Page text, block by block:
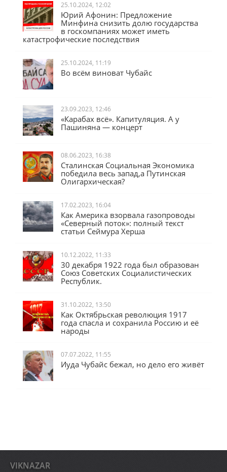
25.10.2024, 12:02
Юрий Афонин: Предложение
Минфина снизить долю государства
в госкомпаниях может иметь
катастрофические последствия
25.10.2024, 11:19
Во всём виноват Чубайс
23.09.2023, 12:46
«Карабах всё». Капитуляция. А у
Пашиняна — концерт
08.06.2023, 16:38
Сталинская Социальная Экономика
победила весь запад,а Путинская
Олигархическая?
17.02.2023, 16:04
Как Америка взорвала газопроводы
«Северный поток»: полный текст
статьи Сеймура Херша
10.12.2022, 11:33
30 декабря 1922 года был образован
Союз Советских Социалистических
Республик.
31.10.2022, 13:50
Как Октябрьская революция 1917
года спасла и сохранила Россию и её
народы
07.07.2022, 11:55
Иуда Чубайс бежал, но дело его живёт
VIKNAZAR